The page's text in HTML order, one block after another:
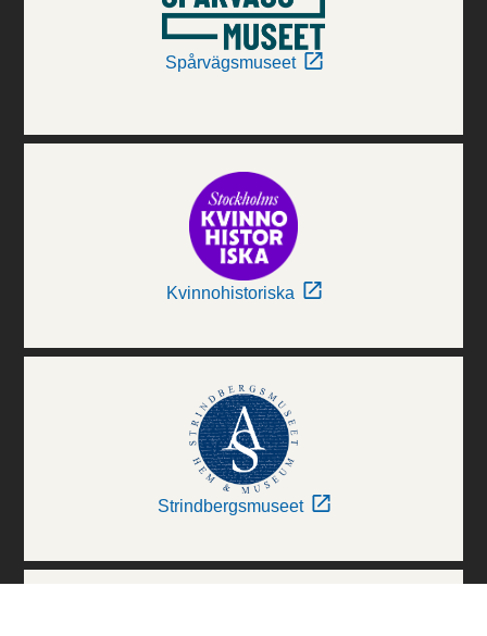
Spårvägsmuseet
Kvinnohistoriska
Strindbergsmuseet